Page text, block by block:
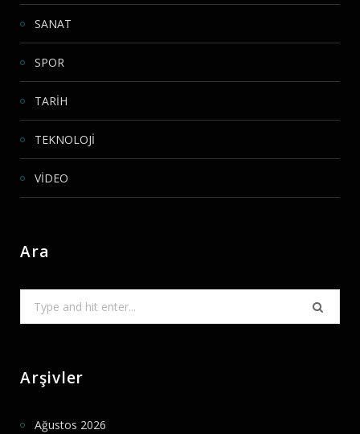
SANAT
SPOR
TARİH
TEKNOLOJİ
VİDEO
Ara
for:
Arşivler
Ağustos 2026